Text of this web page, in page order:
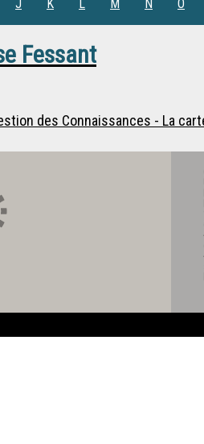
J K L M N O
Fessant
des Connaissances - La